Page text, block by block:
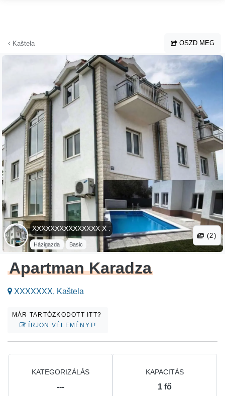
Kaštela OSZD MEG
XXXXXXXXXXXXXXX X .
Házigazda Basic
(2)
Apartman Karadza
XXXXXXX, Kaštela
MÁR TARTÓZKODOTT ITT?
ÍRJON VÉLEMÉNYT!
KATEGORIZÁLÁS
---
KAPACITÁS
1 fő